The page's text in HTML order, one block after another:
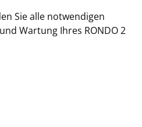
Sie alle notwendigen
Wartung Ihres RONDO 2